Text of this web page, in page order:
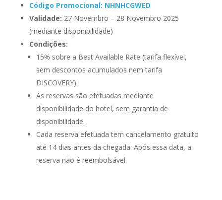
Código Promocional: NHNHCGWED
Validade: 27 Novembro – 28 Novembro 2025
(mediante disponibilidade)
Condições:
15% sobre a Best Available Rate (tarifa flexível,
sem descontos acumulados nem tarifa
DISCOVERY).
As reservas são efetuadas mediante
disponibilidade do hotel, sem garantia de
disponibilidade.
Cada reserva efetuada tem cancelamento gratuito
até 14 dias antes da chegada. Após essa data, a
reserva não é reembolsável.